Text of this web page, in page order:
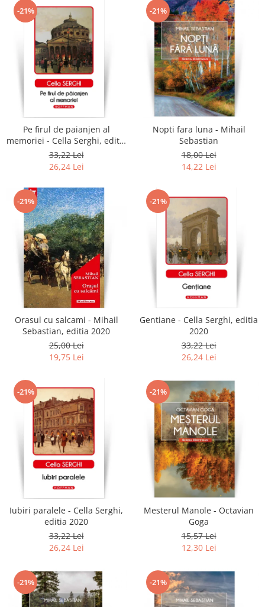
-21%
Pe firul de paianjen al
memoriei - Cella Serghi, editia
2020
33,22 Lei
26,24 Lei
-21%
Nopti fara luna - Mihail
Sebastian
18,00 Lei
14,22 Lei
-21%
Orasul cu salcami - Mihail
Sebastian, editia 2020
25,00 Lei
19,75 Lei
-21%
Gentiane - Cella Serghi, editia
2020
33,22 Lei
26,24 Lei
-21%
Iubiri paralele - Cella Serghi,
editia 2020
33,22 Lei
26,24 Lei
-21%
Mesterul Manole - Octavian
Goga
15,57 Lei
12,30 Lei
-21% -21%